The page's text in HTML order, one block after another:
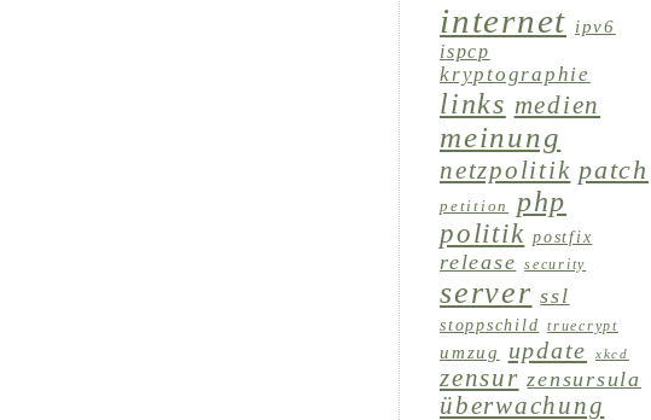
internet ipv6
ispcp
kryptographie
links medien
meinung
netzpolitik patch
petition php
politik postfix
release security
server ssl
stoppschild truecrypt
umzug update xkcd
zensur zensursula
überwachung